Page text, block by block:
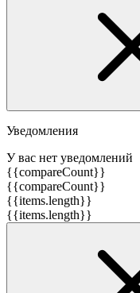
Уведомления
У вас нет уведомлений
{{compareCount}}
{{compareCount}}
{{items.length}}
{{items.length}}